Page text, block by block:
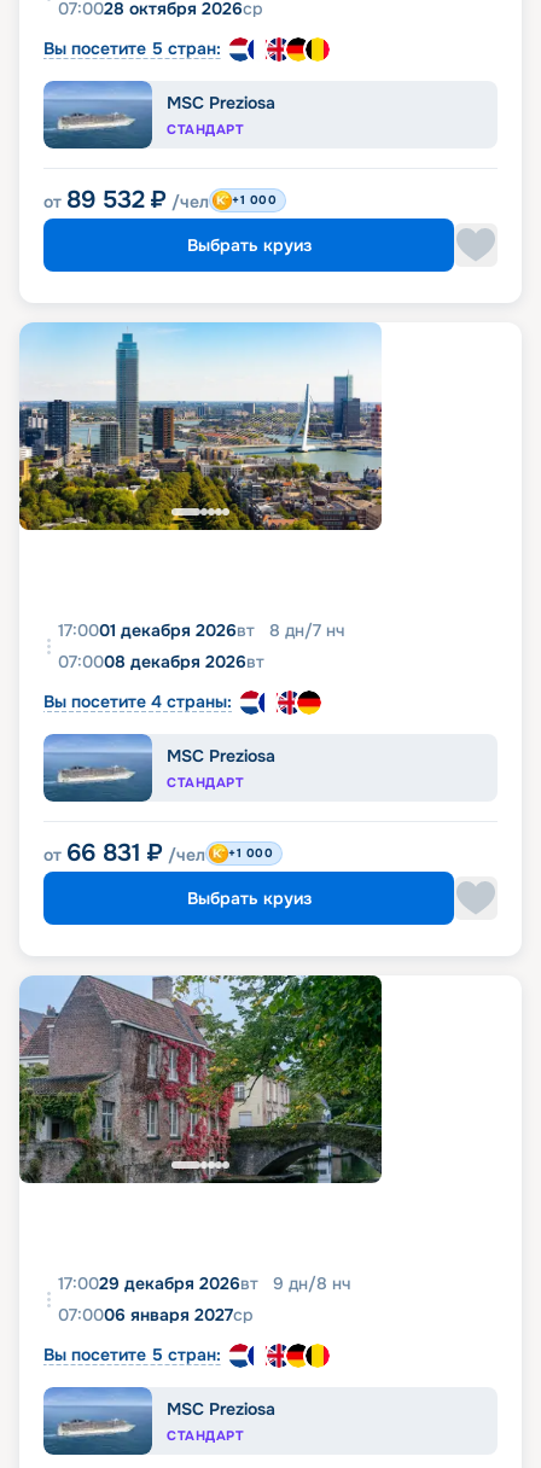
07:0028 октября 2026ср
Вы посетите 5 стран:
MSC Preziosa
СТАНДАРТ
от 89 532 ₽ /чел +1 000
Выбрать круиз
17:0001 декабря 2026вт 8 дн/7 нч
07:0008 декабря 2026вт
Вы посетите 4 страны:
MSC Preziosa
СТАНДАРТ
от 66 831 ₽ /чел +1 000
Выбрать круиз
17:0029 декабря 2026вт 9 дн/8 нч
07:0006 января 2027ср
Вы посетите 5 стран:
MSC Preziosa
СТАНДАРТ